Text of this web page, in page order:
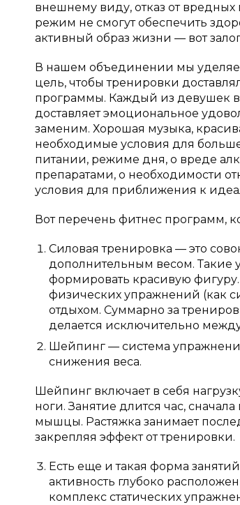
внешнему виду, отказ от вредных
режим не смогут обеспечить
активный образ жизни — вот
В нашем объединении мы
цель, чтобы тренировки
программы. Каждый из девушек
доставляет эмоциональное
заменим. Хорошая музыка,
необходимые условия для
питании, режиме дня, о вреде
препаратами, о необходимости
условия для приближения к
Вот перечень фитнес программ,
Силовая тренировка — это
дополнительным весом. Такие
формировать красивую
физических упражнений (как
отдыхом. Суммарно за
делается исключительно
Шейпинг — система
снижения веса.
Шейпинг включает в себя
ноги. Занятие длится час,
мышцы. Растяжка занимает
закрепляя эффект от тренировки.
Есть еще и такая форма
активность глубоко
комплекс статических